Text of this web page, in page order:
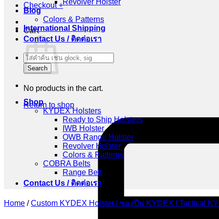
Checkout +
Cart
No products in the cart.
Return to shop
Revolver Holster
Blog
Colors & Patterns
International Shipping
Contact Us / ติดต่อเรา
Products
search
Search
Shop
KYDEX Holsters
Ready to Ship Holsters
IWB Holster
OWB Range Holster
Revolver Holster
Colors & Patterns
COBRA Belts
Range Belt
Contact Us / ติดต่อเรา
Home / Custom KYDEX Holster | ซองปืน KYDEX | Tactical